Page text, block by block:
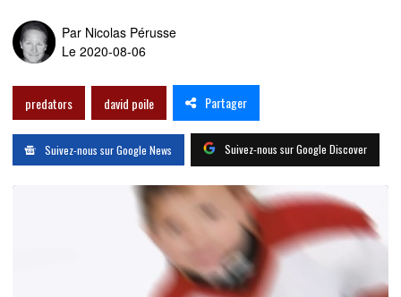
Par Nicolas Pérusse
Le 2020-08-06
predators david poile Partager
Suivez-nous sur Google News Suivez-nous sur Google Discover